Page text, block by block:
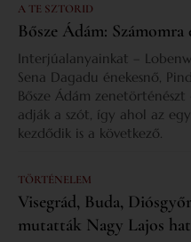
A TE SZTORID
Bősze Ádám: Számomra
Interjúalanyainkat –
Sena Dagadu énekesnő,
Bősze Ádám
adják a szót, így ahol az
kezdődik is a következő.
TÖRTÉNELEM
Visegrád, Buda,
mutatták Nagy Lajos